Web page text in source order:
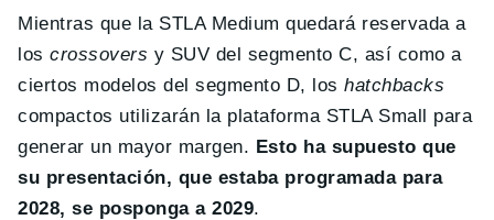
Mientras que la STLA Medium quedará reservada a
loscrossovers y SUV del segmento C, así como a
ciertos modelos del segmento D, loshatchbacks
compactos utilizarán la plataforma STLA Small para
generar un mayor margen. Esto ha supuesto que
su presentación, que estaba programada para
2028, se posponga a 2029.